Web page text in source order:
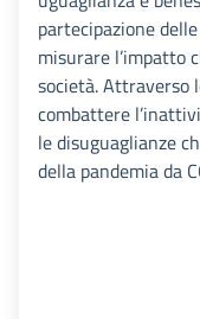
partecipazione
misurare l’impatto
società. Attraverso
combattere
le disuguaglianze
della pandemia da